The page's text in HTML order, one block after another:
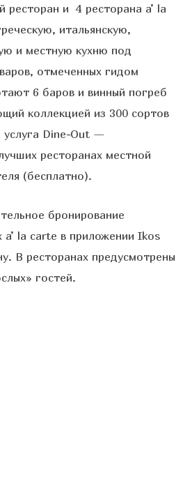
ресторан и 4 ресторана a’ la
итальянскую,
и местную кухню под
отмеченных гидом
6 баров и винный погреб
коллекцией из 300 сортов
услуга Dine-Out —
ресторанах местной
(бесплатно).
бронирование
a’ la carte в приложении Ikos
В ресторанах предусмотрены
гостей.